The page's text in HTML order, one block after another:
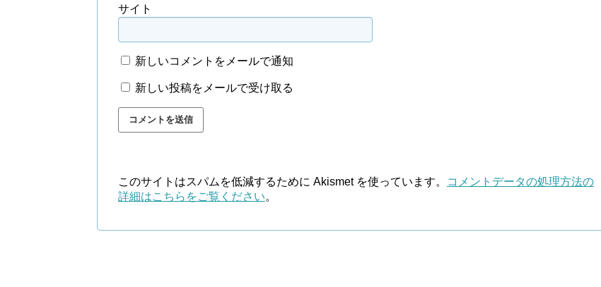
サイト
新しいコメントをメールで通知
新しい投稿をメールで受け取る
このサイトはスパムを低減するために Akismet を使っています。
コメントデータの処理方法の
詳細はこちらをご覧ください。